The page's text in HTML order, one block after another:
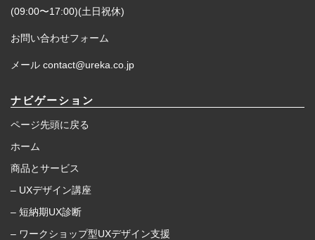
(09:00〜17:00)(土日祝休)
お問い合わせフォーム
メール contact@ureka.co.jp
ナビゲーション
ページ先頭に戻る
ホーム
商品とサービス
– UXデザイン講座
– 短納期UX診断
– ワークショップ型UXデザイン支援